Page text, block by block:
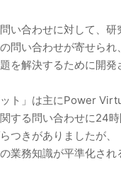
い合わせに対して、
問い合わせが寄せら
を解決するために開
ト」は主にPower
する問い合わせに24
つきがありましたが
業務知識が平準化され